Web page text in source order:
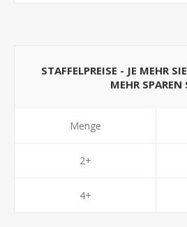
STAFFELPREISE - JE MEHR
MEHR SPAREN
Menge
2+
4+